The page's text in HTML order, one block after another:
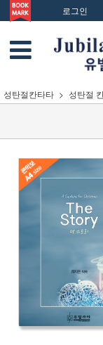
로그인
성탄절칸타타 성탄절